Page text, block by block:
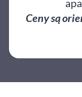
Ceny są